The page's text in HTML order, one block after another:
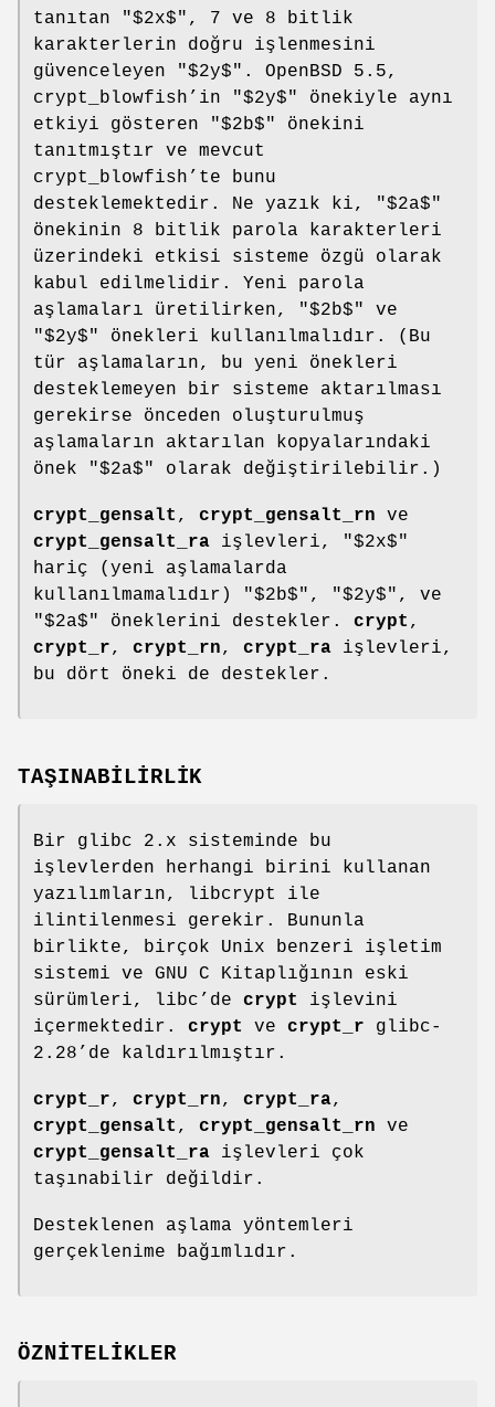
tanıtan "$2x$", 7 ve 8 bitlik
karakterlerin doğru işlenmesini
güvenceleyen "$2y$". OpenBSD 5.5,
crypt_blowfish’in "$2y$" önekiyle aynı
etkiyi gösteren "$2b$" önekini
tanıtmıştır ve mevcut
crypt_blowfish’te bunu
desteklemektedir. Ne yazık ki, "$2a$"
önekinin 8 bitlik parola karakterleri
üzerindeki etkisi sisteme özgü olarak
kabul edilmelidir. Yeni parola
aşlamaları üretilirken, "$2b$" ve
"$2y$" önekleri kullanılmalıdır. (Bu
tür aşlamaların, bu yeni önekleri
desteklemeyen bir sisteme aktarılması
gerekirse önceden oluşturulmuş
aşlamaların aktarılan kopyalarındaki
önek "$2a$" olarak değiştirilebilir.)
crypt_gensalt , crypt_gensalt_rn ve
crypt_gensalt_ra işlevleri, "$2x$"
hariç (yeni aşlamalarda
kullanılmamalıdır) "$2b$", "$2y$", ve
"$2a$" öneklerini destekler. crypt ,
crypt_r, crypt_rn, crypt_ra işlevleri,
bu dört öneki de destekler.
TAŞINABİLİRLİK
Bir glibc 2.x sisteminde bu
işlevlerden herhangi birini kullanan
yazılımların, libcrypt ile
ilintilenmesi gerekir. Bununla
birlikte, birçok Unix benzeri işletim
sistemi ve GNU C Kitaplığının eski
sürümleri, libc’de crypt
işlevini
içermektedir. crypt ve crypt_r glibc-
2.28’de kaldırılmıştır.
crypt_r, crypt_rn, crypt_ra,
crypt_gensalt , crypt_gensalt_rn ve
crypt_gensalt_ra işlevleri çok
taşınabilir değildir.
Desteklenen aşlama yöntemleri
gerçeklenime bağımlıdır.
ÖZNİTELİKLER